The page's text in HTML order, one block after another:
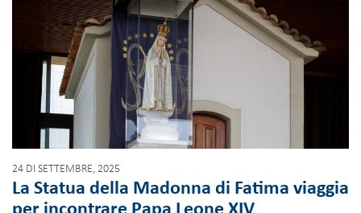
24 DI SETTEMBRE, 2025
La Statua della Madonna di Fatima viaggia
per incontrare Papa Leone XIV